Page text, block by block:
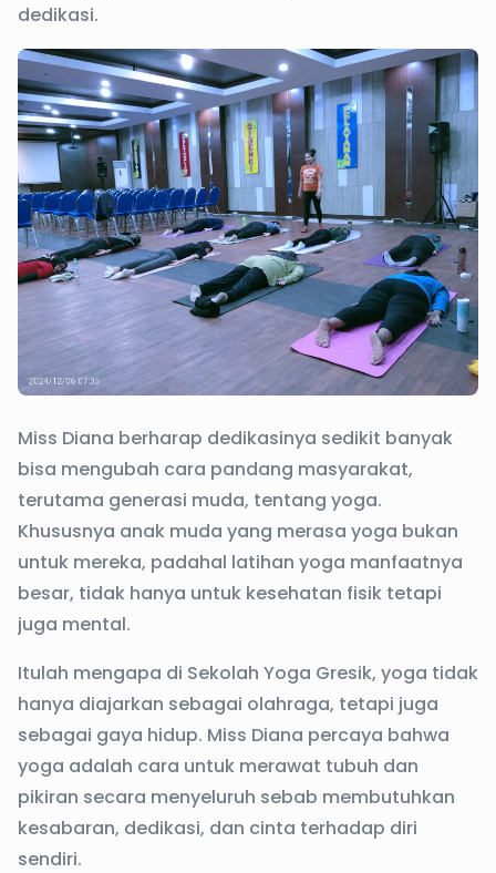
dedikasi.
Miss Diana berharap dedikasinya sedikit banyak
bisa mengubah cara pandang masyarakat,
terutama generasi muda, tentang yoga.
Khususnya anak muda yang merasa yoga bukan
untuk mereka, padahal latihan yoga manfaatnya
besar, tidak hanya untuk kesehatan fisik tetapi
juga mental.
Itulah mengapa di Sekolah Yoga Gresik, yoga tidak
hanya diajarkan sebagai olahraga, tetapi juga
sebagai gaya hidup. Miss Diana percaya bahwa
yoga adalah cara untuk merawat tubuh dan
pikiran secara menyeluruh sebab membutuhkan
kesabaran, dedikasi, dan cinta terhadap diri
sendiri.